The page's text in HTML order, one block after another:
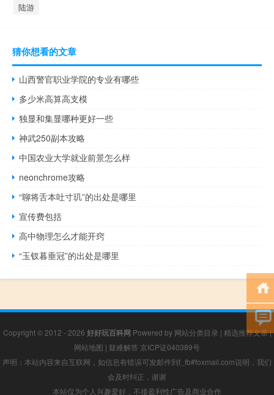
陆游
猜你想看的文章
山西警官职业学院的专业有哪些
多少米高算高支模
独显和集显哪种更好一些
神武250副本攻略
中国农业大学就业前景怎么样
neonchrome攻略
“聊将舌本吐寸玑”的出处是哪里
宣传费包括
高中物理怎么才能开窍
“玉钗暮垂冠”的出处是哪里
Copyright © 2012 - 2026 好好玩百科网 Powered by 网站分类目录 | 精选推荐文章|
网站地图 | 疑难解答 京ICP证040389号
声明：本站内容来自互联网，如信息有错误可发邮件到f_fb#foxmail.com说明，我们
会及时纠正，谢谢
本站仅为个人兴趣爱好，不接盈利性广告及商业合作